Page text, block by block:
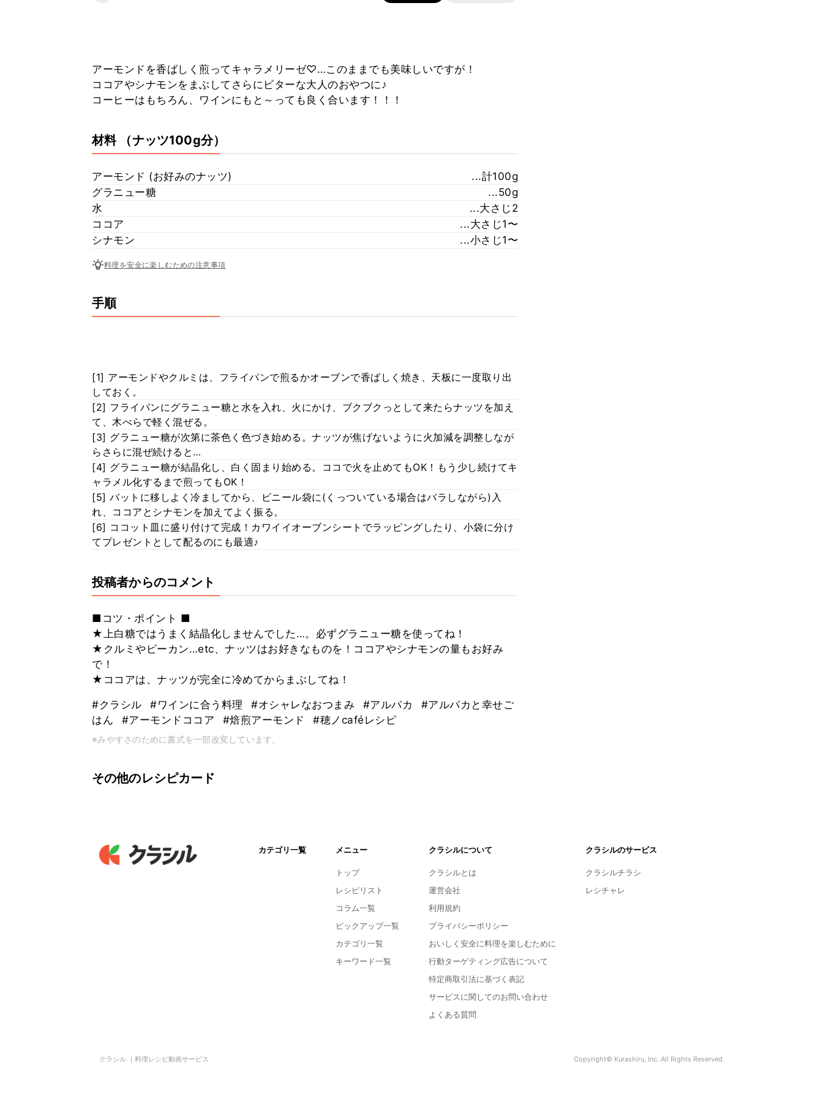
アーモンドを香ばしく煎ってキャラメリーゼ♡…このままでも美味しいですが！
ココアやシナモンをまぶしてさらにビターな大人のおやつに♪
コーヒーはもちろん、ワインにもと～っても良く合います！！！
材料 （ナッツ100g分）
アーモンド (お好みのナッツ)
...計100g
グラニュー糖
...50g
水
...大さじ2
ココア
...大さじ1〜
シナモン
...小さじ1〜
料理を安全に楽しむための注意事項
手順
[1] アーモンドやクルミは、フライパンで煎るかオーブンで香ばしく焼き、天板に一度取り出
しておく。
[2] フライパンにグラニュー糖と水を入れ、火にかけ、ブクブクっとして来たらナッツを加え
て、木べらで軽く混ぜる。
[3] グラニュー糖が次第に茶色く色づき始める。ナッツが焦げないように火加減を調整しなが
らさらに混ぜ続けると…
[4] グラニュー糖が結晶化し、白く固まり始める。ココで火を止めてもOK！もう少し続けてキ
ャラメル化するまで煎ってもOK！
[5] バットに移しよく冷ましてから、ビニール袋に(くっついている場合はバラしながら)入
れ、ココアとシナモンを加えてよく振る。
[6] ココット皿に盛り付けて完成！カワイイオーブンシートでラッピングしたり、小袋に分け
てプレゼントとして配るのにも最適♪
投稿者からのコメント
■コツ・ポイント ■
★上白糖ではうまく結晶化しませんでした…。必ずグラニュー糖を使ってね！
★クルミやピーカン…etc、ナッツはお好きなものを！ココアやシナモンの量もお好み
で！
★ココアは、ナッツが完全に冷めてからまぶしてね！
#クラシル #ワインに合う料理 #オシャレなおつまみ #アルパカ
#アルパカと幸せご
はん
#アーモンドココア #焙煎アーモンド #穂ノcaféレシピ
※みやすさのために書式を一部改変しています。
その他のレシピカード
カテゴリ一覧 メニュー
トップ
レシピリスト
コラム一覧
ピックアップ一覧
カテゴリ一覧
キーワード一覧
クラシルについて
クラシルとは
運営会社
利用規約
プライバシーポリシー
おいしく安全に料理を楽しむために
行動ターゲティング広告について
特定商取引法に基づく表記
サービスに関してのお問い合わせ
よくある質問
クラシルのサービス
クラシルチラシ
レシチャレ
クラシル ｜料理レシピ動画サービス Copyright© Kurashiru, Inc. All Rights Reserved.